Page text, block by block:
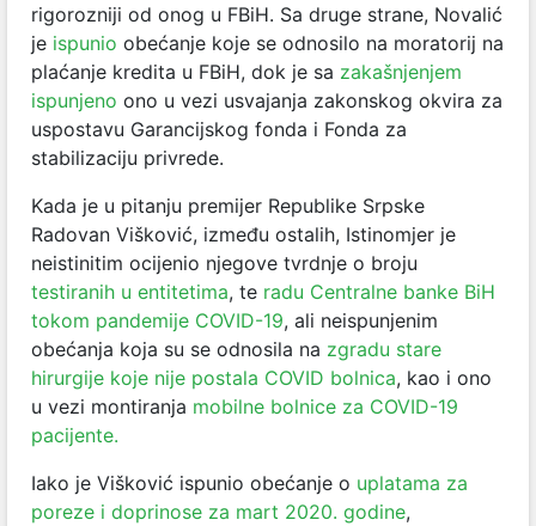
rigorozniji od onog u FBiH. Sa druge strane, Novalić
je ispunio obećanje koje se odnosilo na moratorij na
plaćanje kredita u FBiH, dok je sa zakašnjenjem
ispunjeno ono u vezi usvajanja zakonskog okvira za
uspostavu Garancijskog fonda i Fonda za
stabilizaciju privrede.
Kada je u pitanju premijer Republike Srpske
Radovan Višković, između ostalih, Istinomjer je
neistinitim ocijenio njegove tvrdnje o broju
testiranih u entitetima, te radu Centralne banke BiH
tokom pandemije COVID-19, ali neispunjenim
obećanja koja su se odnosila na zgradu stare
hirurgije koje nije postala COVID bolnica, kao i ono
u vezi montiranja mobilne bolnice za COVID-19
pacijente.
Iako je Višković ispunio obećanje o uplatama za
poreze i doprinose za mart 2020. godine,